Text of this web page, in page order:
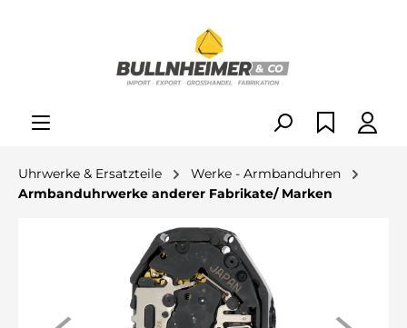
Uhrwerke & Ersatzteile
Werke - Armbanduhren
Armbanduhrwerke anderer Fabrikate/ Marken